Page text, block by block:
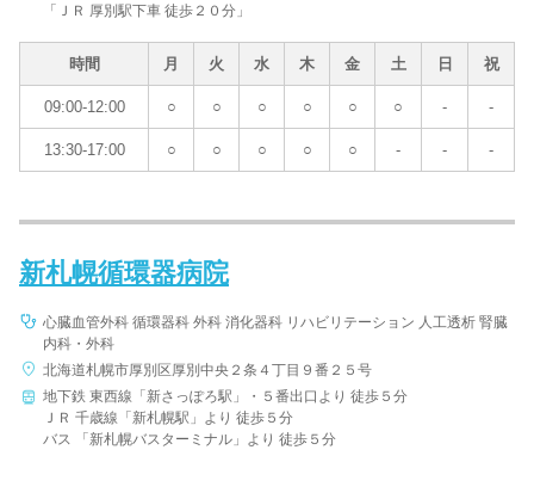
「ＪＲ 厚別駅下車 徒歩２０分」
時間 月 火 水 木 金 土 日 祝
09:00-12:00 ○ ○ ○ ○ ○ ○ - -
13:30-17:00 ○ ○ ○ ○ ○ - - -
新札幌循環器病院
心臓血管外科 循環器科 外科 消化器科 リハビリテーション 人工透析 腎臓
内科・外科
北海道札幌市厚別区厚別中央２条４丁目９番２５号
地下鉄 東西線「新さっぽろ駅」・５番出口より 徒歩５分
ＪＲ 千歳線「新札幌駅」より 徒歩５分
バス 「新札幌バスターミナル」より 徒歩５分